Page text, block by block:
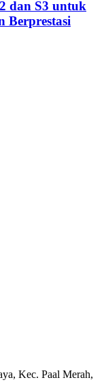
dan S3 untuk
Berprestasi
Kec. Paal Merah,